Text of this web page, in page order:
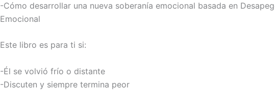
-Cómo desarrollar una nueva soberanía emocional basada en
Emocional
Este libro es para ti si:
-Él se volvió frío o distante
-Discuten y siempre termina peor